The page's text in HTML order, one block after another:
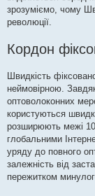
зрозуміємо, чому
революції.
Кордон
Швидкість
неймовірною.
оптоволоконних
користуються
розширюють межі
глобальними
уряду до повного
залежність від
пережитком